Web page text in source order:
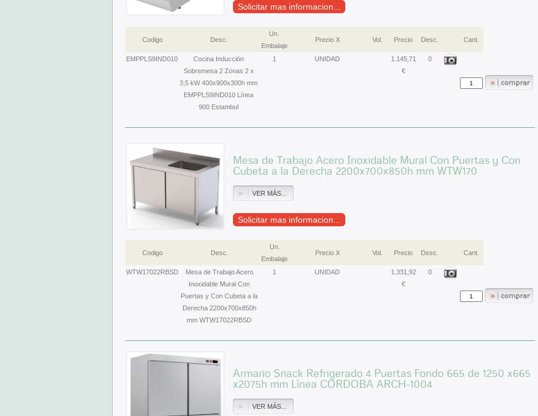
Solicitar mas informacion...
Codigo Desc.
Un.
Embalaje
Precio X Vol. Precio Desc. Cant.
EMPPLS9IND010
Cocina Inducción
Sobremesa 2 Zonas 2 x
3,5 kW 400x900x300h mm
EMPPLS9IND010 Línea
900 Estambul
1 UNIDAD
1.145,71
€
0
Mesa de Trabajo Acero Inoxidable Mural Con Puertas y Con
Cubeta a la Derecha 2200x700x850h mm WTW170
VER MÁS...
Solicitar mas informacion...
Codigo Desc.
Un.
Embalaje
Precio X Vol. Precio Desc. Cant.
WTW17022RBSD
Mesa de Trabajo Acero
Inoxidable Mural Con
Puertas y Con Cubeta a la
Derecha 2200x700x850h
mm WTW17022RBSD
1 UNIDAD
1.331,92
€
0
Armario Snack Refrigerado 4 Puertas Fondo 665 de 1250 x665
x2075h mm Línea CORDOBA ARCH-1004
VER MÁS...